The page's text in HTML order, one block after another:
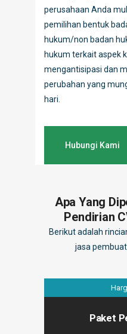
perusahaan Anda
pemilihan bentuk
hukum/non badan
hukum terkait aspek
mengantisipasi dan
perubahan yang
hari.
Hubungi Kami
Apa Yang
Pendirian
Berikut adalah
jasa
Paket